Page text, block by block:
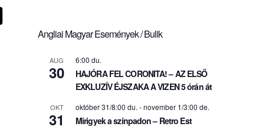
Angliai Magyar Események / Bulik
AUG
30
6:00 du.
HAJÓRA FEL CORONITA! – AZ ELSŐ
EXKLUZÍV ÉJSZAKA A VIZEN 5 órán át
OKT
31
október 31/8:00 du. -november 1/3:00 de.
Mirigyek a színpadon – Retro Est